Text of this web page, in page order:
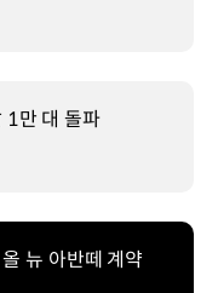
1만 대 돌파
뉴 아반떼 계약